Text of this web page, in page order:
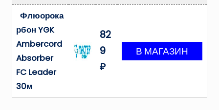
Флюорока
рбон YGK
Ambercord
Absorber
FC Leader
30м
82
9
₽